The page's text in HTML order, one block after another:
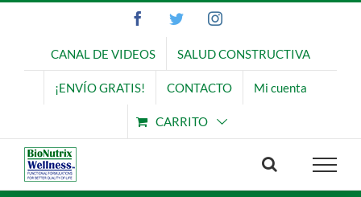
contenido
FacebookTwitterInstagram
CANAL DE VIDEOS SALUD CONSTRUCTIVA
¡ENVÍO GRATIS! CONTACTO Mi cuenta
CARRITO